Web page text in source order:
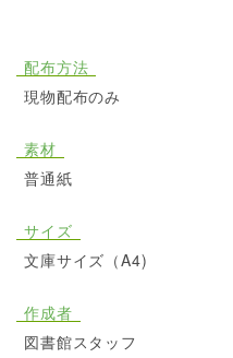
配布方法
現物配布のみ
素材
普通紙
サイズ
文庫サイズ（A4)
作成者
図書館スタッフ